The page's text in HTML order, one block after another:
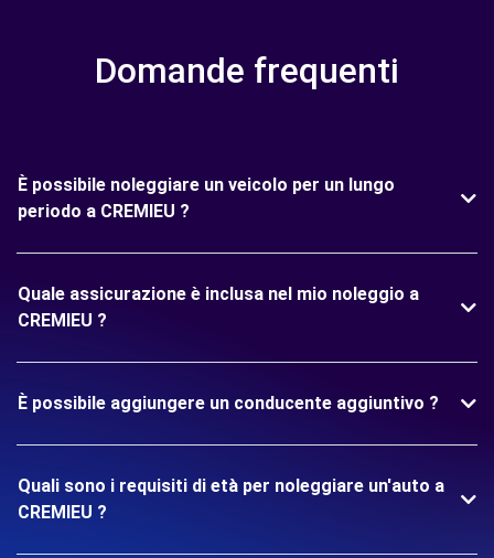
Domande frequenti
È possibile noleggiare un veicolo per un lungo
periodo a CREMIEU ?
Quale assicurazione è inclusa nel mio noleggio a
CREMIEU ?
È possibile aggiungere un conducente aggiuntivo ?
Quali sono i requisiti di età per noleggiare un'auto a
CREMIEU ?